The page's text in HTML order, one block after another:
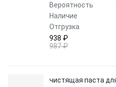
Вероятность
Наличие
Отгрузка
938 ₽
987 ₽
чистящая паста